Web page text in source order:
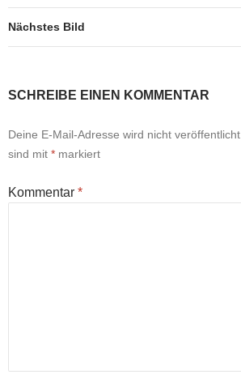
Nächstes Bild
SCHREIBE EINEN KOMMENTAR
Deine E-Mail-Adresse wird nicht veröffentlicht.
sind mit * markiert
Kommentar *